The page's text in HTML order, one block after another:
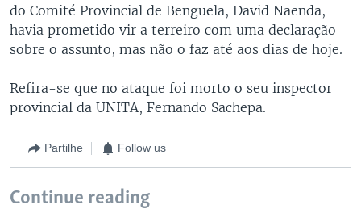
do Comité Provincial de Benguela, David Naenda,
havia prometido vir a terreiro com uma declaração
sobre o assunto, mas não o faz até aos dias de hoje.
Refira-se que no ataque foi morto o seu inspector
provincial da UNITA, Fernando Sachepa.
Partilhe Follow us
Continue reading